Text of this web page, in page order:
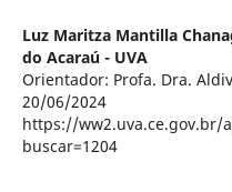
Luz Maritza Mantilla
do Acaraú - UVA
Orientador: Profa. Dra.
20/06/2024
https://ww2.uva.ce.gov.br/
buscar=1204